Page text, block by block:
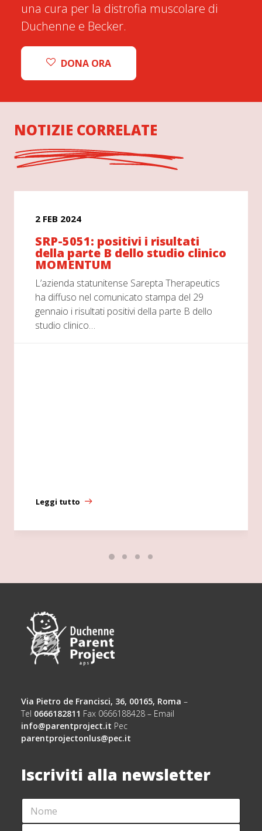
una cura per la distrofia muscolare di
Duchenne e Becker.
DONA ORA
NOTIZIE CORRELATE
2 FEB 2024
SRP-5051: positivi i risultati
della parte B dello studio clinico
MOMENTUM
L’azienda statunitense Sarepta Therapeutics
ha diffuso nel comunicato stampa del 29
gennaio i risultati positivi della parte B dello
studio clinico…
Leggi tutto
Via Pietro de Francisci, 36, 00165, Roma –
Tel 0666182811 Fax 0666188428 – Email
info@parentproject.it Pec
parentprojectonlus@pec.it
Iscriviti alla newsletter
N
M
N
M
C